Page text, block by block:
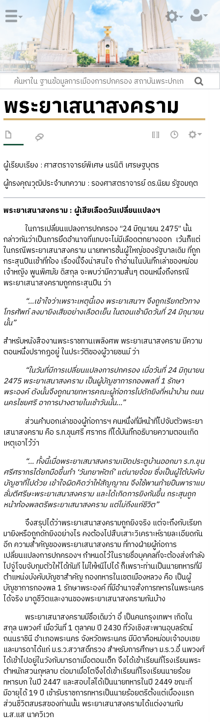
พระยาเสนาสงคราม
ผู้เรียบเรียง : ศาสตราจารย์พิเศษ นรนิติ เศรษฐบุตร
ผู้ทรงคุณวุฒิประจำบทความ : รองศาสตราจารย์ ดร.นิยม รัฐอมฤต
พระยาเสนาสงคราม : ผู้เสียเลือดวันเปลี่ยนแปลงฯ
ในการเปลี่ยนแปลงการปกครอง “24 มิถุนายน 2475” นั้น
กล่าวกันว่าเป็นการยึดอำนาจที่แทบจะไม่มีเลือดตกยางออก เว้นก็แต่
ในกรณีพระยาเสนาสงคราม นายทหารชั้นผู้ใหญ่ของรัฐบาลเดิม ที่ถูก
กระสุนปืนเข้าที่ท้อง เรื่องนี้จึงน่าสนใจ ถ้าอ่านในบันทึกเล่าของหม่อม
เจ้าหญิง พูนพิศมัย ดิสกุล จะพบว่ามีความสั้นๆ ตอนหนึ่งถึงกรณี
พระยาเสนาสงครามถูกกระสุนปืน ว่า
“...เข้าใจว่าเพราะเหตุนี้เอง พระยาเสนาฯ จึงถูกเรียกตัวทาง
โทรศัพท์ ลงมายิงเสียอย่างเลือดเย็น ในตอนเช้ามืดวันที่ 24 มิถุนายน
นั้น”
สำหรับหนังสืองานพระราชทานเพลิงศพ พระยาเสนาสงคราม มีความ
ตอนหนึ่งปรากฏอยู่ ในประวัติของผู้วายชนม์ ว่า
“ในวันที่มีการเปลี่ยนแปลงการปกครอง เมื่อวันที่ 24 มิถุนายน
2475 พระยาเสนาสงคราม เป็นผู้บัญชาการกองพลที่ 1 รักษา
พระองค์ ดังนั้นจึงถูกนายทหารคณะผู้ก่อการไปดักยิงที่หน้าบ้าน ถนน
นครไชยศรี อาการปางตายในเช้าวันนั้น...”
ส่วนคำบอกเล่าของผู้ก่อการฯ คนหนึ่งที่มีหน้าที่ไปจับตัวพระยา
เสนาสงคราม คือ ร.ท.ขุนศรี ศรากร ที่ได้บันทึกอธิบายความตอนเกิด
เหตุเอาไว้ว่า
“... ทั้งนี้เมื่อพระยาเสนาสงครามเปิดประตูบ้านออกมา ร.ท.ขุน
ศรีศรากรได้ยกมือขึ้นทำ ‘วันทยาหัตถ์’ แต่นายจ้อย ซึ่งเป็นผู้ใต้บังคับ
บัญชาที่ไปด้วย เข้าใจผิดคิดว่าให้สัญญาณ จึงใช้พานท้ายปืนพาราแบ
ลั่มตีศรีษะพระยาเสนาสงคราม และได้เกิดการยิงกันขึ้น กระสุนถูก
หน้าท้องพลตรีพระยาเสนาสงคราม แต่ไม่ถึงแก่ชีวิต”
จึงสรุปได้ว่าพระยาเสนาสงครามถูกยิงจริง แต่จะถึงกับเรียก
มายิงหรือถูกดักยิงอย่างไร คงต้องไปสืบเสาะวิเคราะห์รายละเอียดกัน
อีก ความสำคัญของพระยาเสนาสงคราม ที่ทางฝ่ายผู้ก่อการ
เปลี่ยนแปลงการปกครองฯ กำหนดไว้ในรายชื่อบุคคลที่จะต้องส่งกำลัง
ไปจู่โจมจับกุมตัวให้ได้ทันที ไม่ให้หนีไปได้ ก็เพราะท่านเป็นนายทหารที่มี
ตำแหน่งบังคับบัญชาสำคัญ กองทหารในเขตเมืองหลวง คือ เป็นผู้
บัญชาการกองพล 1 รักษาพระองค์ ที่มีอำนาจสั่งการทหารในพระนคร
ได้จริง มาดูชีวิตและงานของพระยาเสนาสงครามกันบ้าง
พระยาเสนาสงครามมีชื่อเดิมว่า อี๋ เป็นคนกรุงเทพฯ เกิดใน
สกุล นพวงศ์ เมื่อวันที่ 1 ตุลาคม ปี 2430 ที่วังเชิงสะพานอุบลรัตน์
ถนนราชินี อำเภอพระนคร จังหวัดพระนคร มีบิดาคือหม่อมเจ้าอบเชย
และมารดาได้แก่ ม.ร.ว.สวาสดิ์ทรวง สำหรับการศึกษา ม.ร.ว.อี๋ นพวงศ์
ได้เข้าไปอยู่ในวังกับมารดาเมื่อตอนเด็ก จึงได้เข้าเรียนที่โรงเรียนพระ
ตำหนักสวนกุหลาบ ต่อมาเมื่อโตจึงได้เข้าเรียนที่โรงเรียนนายร้อย
ทหารบก ในปี 2447 และสอบไล่ได้เป็นนายทหารในปี 2449 ขณะที่
มีอายุได้ 19 ปี เข้ารับราชการทหารเป็นนายร้อยตรีตั้งแต่เบื้องแรก
ส่วนชีวิตสมรสของท่านนั้น พระยาเสนาสงครามได้แต่งงานกับ
น.ส.แส นาควิเวก